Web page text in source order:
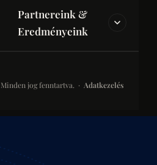
Partnereink &
Eredményeink
építkezésekhez és
kategóriaoldalak a
jog fenntartva. · Adatkezelés